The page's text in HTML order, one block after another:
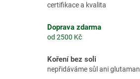
certifikace a kvalita
Doprava zdarma
od 2500 Kč
Koření bez soli
nepřidáváme sůl ani glutaman